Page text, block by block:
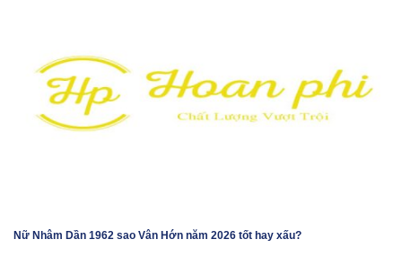
Nữ Nhâm Dần 1962 sao Vân Hớn năm 2026 tốt hay xấu?